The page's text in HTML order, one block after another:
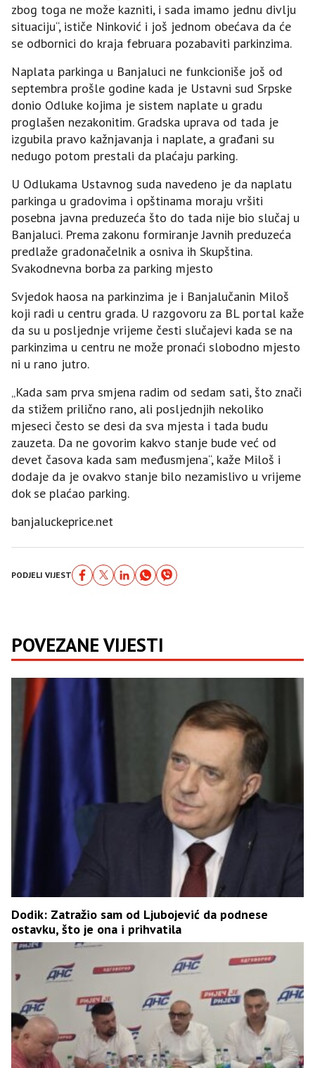
zbog toga ne može kazniti, i sada imamo jednu divlju
situaciju“, ističe Ninković i još jednom obećava da će
se odbornici do kraja februara pozabaviti parkinzima.
Naplata parkinga u Banjaluci ne funkcioniše još od
septembra prošle godine kada je Ustavni sud Srpske
donio Odluke kojima je sistem naplate u gradu
proglašen nezakonitim. Gradska uprava od tada je
izgubila pravo kažnjavanja i naplate, a građani su
nedugo potom prestali da plaćaju parking.
U Odlukama Ustavnog suda navedeno je da naplatu
parkinga u gradovima i opštinama moraju vršiti
posebna javna preduzeća što do tada nije bio slučaj u
Banjaluci. Prema zakonu formiranje Javnih preduzeća
predlaže gradonačelnik a osniva ih Skupština.
Svakodnevna borba za parking mjesto
Svjedok haosa na parkinzima je i Banjalučanin Miloš
koji radi u centru grada. U razgovoru za BL portal kaže
da su u posljednje vrijeme česti slučajevi kada se na
parkinzima u centru ne može pronaći slobodno mjesto
ni u rano jutro.
„Kada sam prva smjena radim od sedam sati, što znači
da stižem prilično rano, ali posljednjih nekoliko
mjeseci često se desi da sva mjesta i tada budu
zauzeta. Da ne govorim kakvo stanje bude već od
devet časova kada sam međusmjena“, kaže Miloš i
dodaje da je ovakvo stanje bilo nezamislivo u vrijeme
dok se plaćao parking.
banjaluckeprice.net
PODJELI VIJEST
POVEZANE VIJESTI
Dodik: Zatražio sam od Ljubojević da podnese
ostavku, što je ona i prihvatila